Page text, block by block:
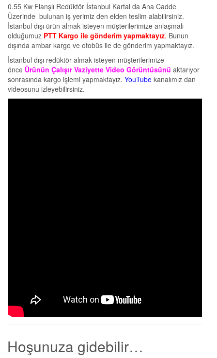
0.55 Kw Flanşlı Redüktör İstanbul Kartal da Ana Cadde
Üzerinde bulunan iş yerimiz den elden teslim alabilirsiniz.
İstanbul dışı ürün almak isteyen müşterilerimize anlaşmalı
olduğumuz PTT Kargo ile gönderim yapmaktayız. Bunun
dışında ambar kargo ve otobüs ile de gönderim yapmaktayız.
İstanbul dışı redüktör almak isteyen müşterilerimize
önce Ürünün Çalışır Vaziyette Video Görüntüsünü aktarıyor
sonrasında kargo işlemi yapmaktayız. YouTube kanalımız dan
videosunu izleyebilirsiniz.
Hoşunuza gidebilir…